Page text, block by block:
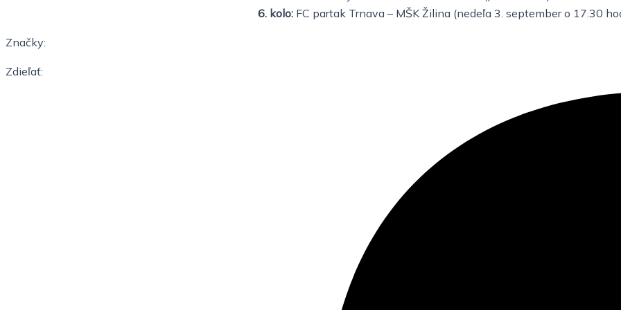
6. kolo: FC partak Trnava – MŠK Žilina (nedeľa 3. september o 17.30
Značky:
Zdieľať: